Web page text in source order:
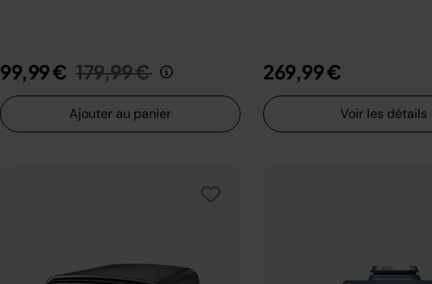
99,99 € Prix réduit de
179,99 €au
Ajouter au panier
269,99 €
Voir les détails